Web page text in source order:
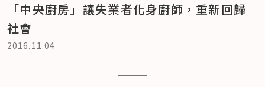
「中央廚房」讓失業者化身廚師，重新回歸
社會
2016.11.04